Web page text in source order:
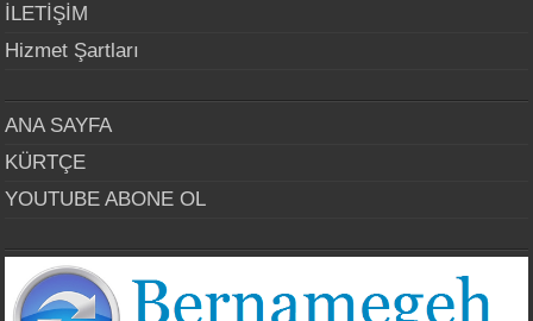
İLETİŞİM
Hizmet Şartları
ANA SAYFA
KÜRTÇE
YOUTUBE ABONE OL